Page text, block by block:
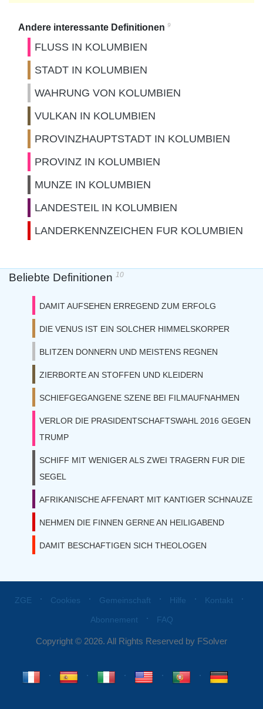
Andere interessante Definitionen 9
FLUSS IN KOLUMBIEN
STADT IN KOLUMBIEN
WAHRUNG VON KOLUMBIEN
VULKAN IN KOLUMBIEN
PROVINZHAUPTSTADT IN KOLUMBIEN
PROVINZ IN KOLUMBIEN
MUNZE IN KOLUMBIEN
LANDESTEIL IN KOLUMBIEN
LANDERKENNZEICHEN FUR KOLUMBIEN
Beliebte Definitionen 10
DAMIT AUFSEHEN ERREGEND ZUM ERFOLG
DIE VENUS IST EIN SOLCHER HIMMELSKORPER
BLITZEN DONNERN UND MEISTENS REGNEN
ZIERBORTE AN STOFFEN UND KLEIDERN
SCHIEFGEGANGENE SZENE BEI FILMAUFNAHMEN
VERLOR DIE PRASIDENTSCHAFTSWAHL 2016 GEGEN
TRUMP
SCHIFF MIT WENIGER ALS ZWEI TRAGERN FUR DIE
SEGEL
AFRIKANISCHE AFFENART MIT KANTIGER SCHNAUZE
NEHMEN DIE FINNEN GERNE AN HEILIGABEND
DAMIT BESCHAFTIGEN SICH THEOLOGEN
ZGE ⋅ Cookies ⋅ Gemeinschaft ⋅ Hilfe ⋅ Kontakt ⋅
Abonnement ⋅ FAQ
Copyright © 2026. All Rights Reserved by FSolver
⋅ ⋅ ⋅ ⋅ ⋅